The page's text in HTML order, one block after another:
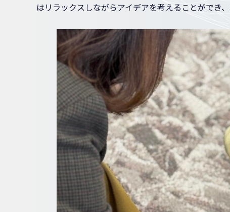
はリラックスしながらアイデアを考えることができ